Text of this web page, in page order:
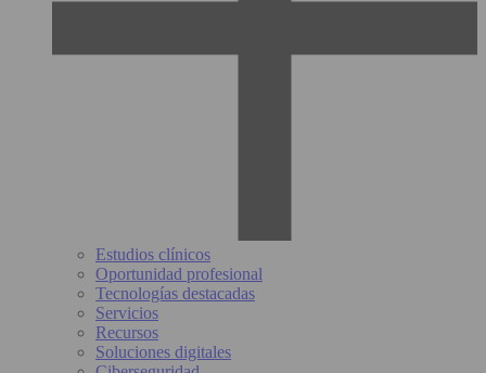
Estudios clínicos
Oportunidad profesional
Tecnologías destacadas
Servicios
Recursos
Soluciones digitales